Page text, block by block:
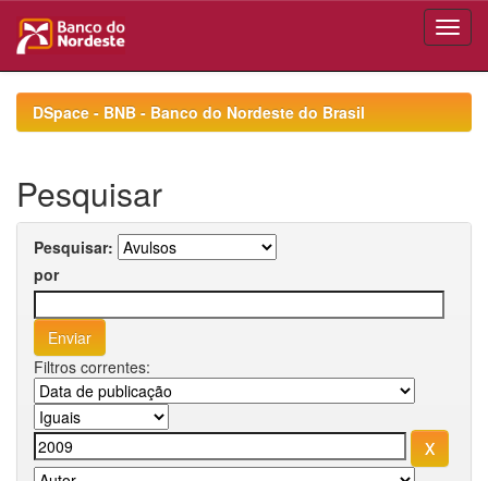
navigationDSpace - BNB - Banco do Nordeste do Brasil
Pesquisar
Pesquisar:
por
Filtros correntes: